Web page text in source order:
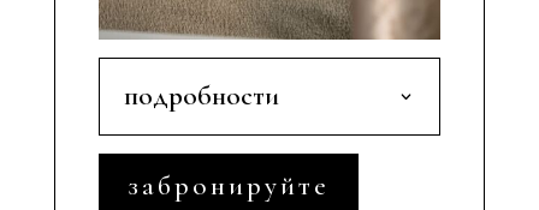
подробности
забронируйте